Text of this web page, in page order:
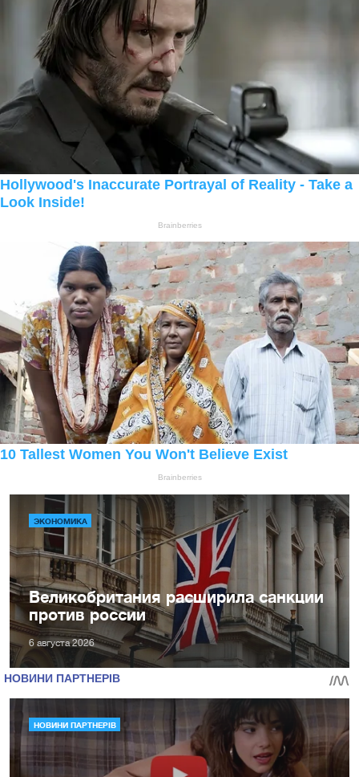
ЭКОНОМИКА
Великобритания расширила санкции
против россии
6 августа 2026